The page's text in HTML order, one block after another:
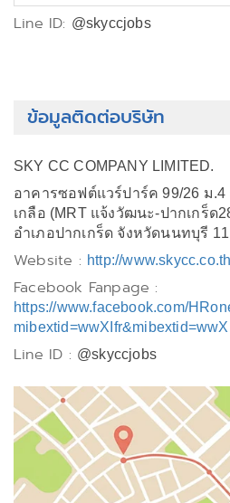
Line ID: @skyccjobs
ข้อมูลติดต่อบริษัท
SKY CC COMPANY LIMITED.
อาคารซอฟต์แวร์ปาร์ค 99/26 ม
เกลือ (MRT แจ้งวัฒนะ-ปากเกร็ด
อำเภอปากเกร็ด จังหวัดนนทบุรี
Website : http://www.skycc.co.th
Facebook Fanpage :
https://www.facebook.com/
Line ID : @skyccjobs